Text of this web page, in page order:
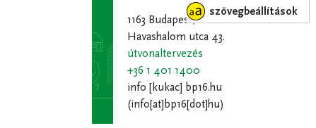
szövegbeállítások
1163 Budapest,
Havashalom utca 43.
útvonaltervezés
+36 1 401 1400
info [kukac] bp16.hu
(info[at]bp16[dot]hu)